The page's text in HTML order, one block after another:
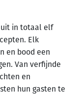
uit in totaal elf
Elk
en bood een
Van verfijnde
en
hun gasten te